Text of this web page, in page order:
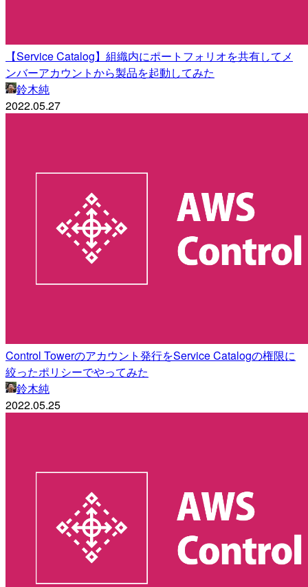
【Service Catalog】組織内にポートフォリオを共有してメ
ンバーアカウントから製品を起動してみた
鈴木純
2022.05.27
Control Towerのアカウント発行をService Catalogの権限に
絞ったポリシーでやってみた
鈴木純
2022.05.25